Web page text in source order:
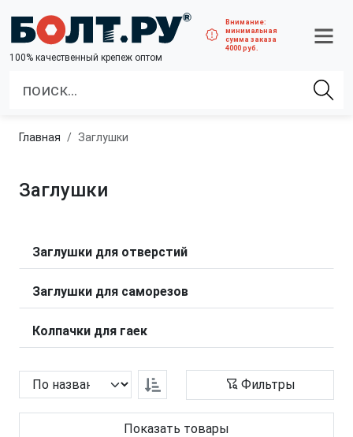
100% качественный крепеж оптом
Внимание:
минимальная
сумма заказа
4000 руб.
Главная Заглушки
Заглушки
Заглушки для отверстий
Заглушки для саморезов
Колпачки для гаек
Фильтры
Показать товары